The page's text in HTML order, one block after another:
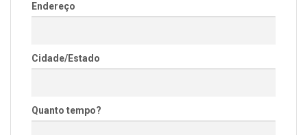
Endereço
Cidade/Estado
Quanto tempo?